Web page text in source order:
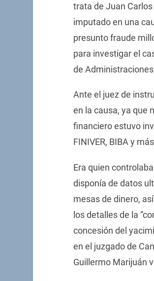
trata de Juan
imputado en una
presunto fraude
para investigar el
de
Ante el juez de
en la causa, ya que
financiero estuvo
FINIVER, BIBA y
Era quien
disponía de datos
mesas de dinero,
los detalles de la
concesión del
en el juzgado de
Guillermo Marijuán